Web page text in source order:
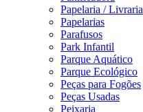
Papelaria / Livraria
Papelarias
Parafusos
Park Infantil
Parque Aquático
Parque Ecológico
Peças para Fogões
Peças Usadas
Peixaria